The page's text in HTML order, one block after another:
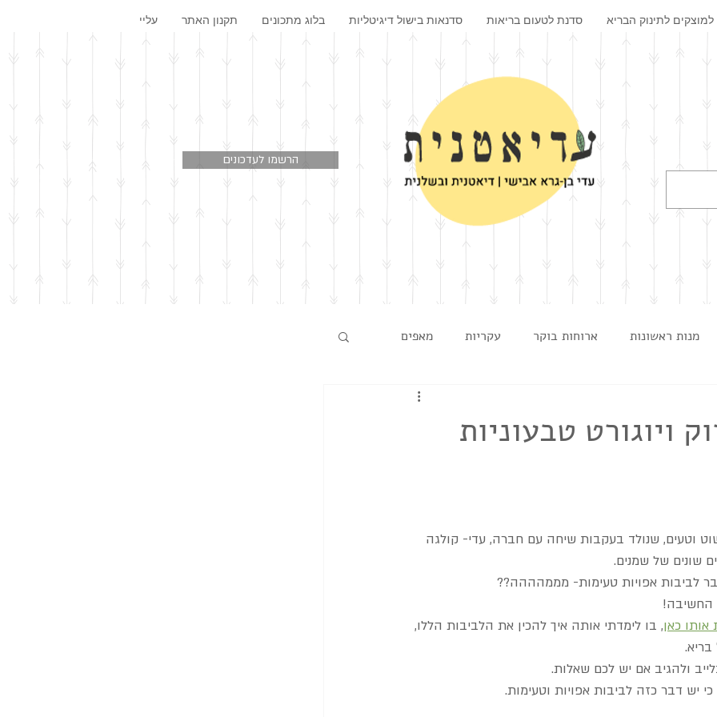
לתינוק הבריא סדנת לטעום בריאות סדנאות בישול דיגיטליות בלוג מתכונים תקנון האתר עליי
הרשמו לעדכונים
מנות ראשונות ארוחות בוקר עקריות מאפים
ויוגורט טבעוניות
וטעים, שנולד בעקבות שיחה עם חברה, עדי- קולגה
שונים של שמנים.
לביבות אפויות טעימות- מממהההה??
החשיבה!
אותו כאן, בו לימדתי אותה איך להכין את הלביבות הללו,
ולהגיב אם יש לכם שאלות.
יש דבר כזה לביבות אפויות וטעימות.